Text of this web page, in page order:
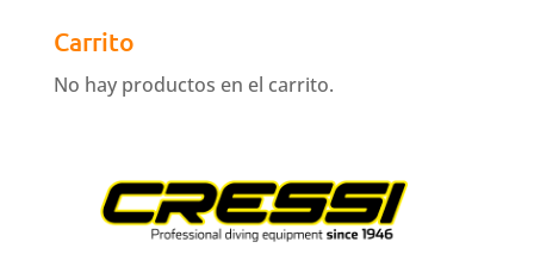
Carrito
No hay productos en el carrito.